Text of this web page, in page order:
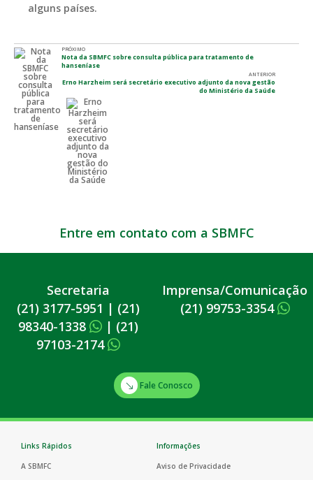
alguns países.
PRÓXIMO
Nota da SBMFC sobre consulta pública para tratamento de
hanseníase
ANTERIOR
Erno Harzheim será secretário executivo adjunto da nova gestão
do Ministério da Saúde
Entre em contato com a SBMFC
Secretaria
(21) 3177-5951 | (21)
98340-1338
| (21)
97103-2174
Imprensa/Comunicação
(21) 99753-3354
Fale Conosco
Links Rápidos
A SBMFC
Informações
Aviso de Privacidade